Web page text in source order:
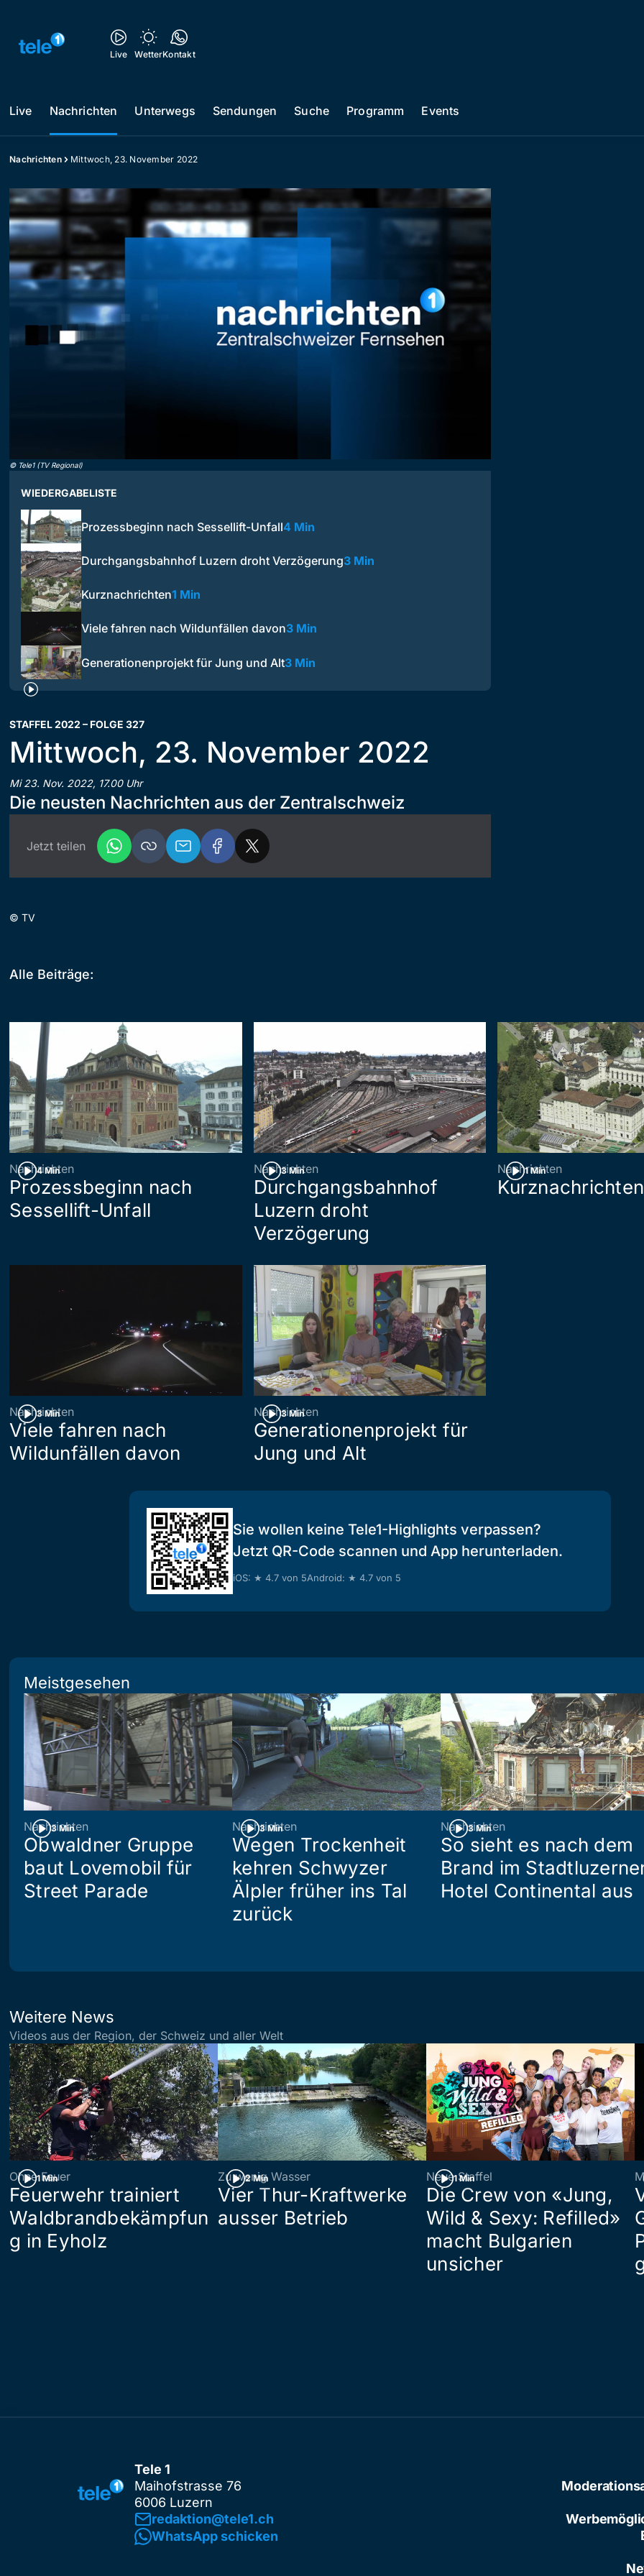
Live WetterKontakt
Live Nachrichten Unterwegs Sendungen Suche Programm Events
Nachrichten Mittwoch, 23. November 2022
© Tele1 (TV Regional)
WIEDERGABELISTE
Prozessbeginn nach Sessellift-Unfall4 Min
Durchgangsbahnhof Luzern droht Verzögerung3 Min
Kurznachrichten1 Min
Viele fahren nach Wildunfällen davon3 Min
Generationenprojekt für Jung und Alt3 Min
STAFFEL 2022 – FOLGE 327
Mittwoch, 23. November 2022
Mi 23. Nov. 2022, 17.00 Uhr
Die neusten Nachrichten aus der Zentralschweiz
Jetzt teilen
© TV
Alle Beiträge:
4 Min
Nachrichten
Prozessbeginn nach
Sessellift-Unfall
3 Min
Nachrichten
Durchgangsbahnhof
Luzern droht
Verzögerung
1 Min
Nachrichten
Kurznachrichten
3 Min
Nachrichten
Viele fahren nach
Wildunfällen davon
3 Min
Nachrichten
Generationenprojekt für
Jung und Alt
Sie wollen keine Tele1-Highlights verpassen?
Jetzt QR-Code scannen und App herunterladen.
iOS: ★ 4.7 von 5Android: ★ 4.7 von 5
Meistgesehen
3 Min
Nachrichten
Obwaldner Gruppe
baut Lovemobil für
Street Parade
3 Min
Nachrichten
Wegen Trockenheit
kehren Schwyzer
Älpler früher ins Tal
zurück
3 Min
Nachrichten
So sieht es nach dem
Brand im
Hotel Continental aus
Weitere News
Videos aus der Region, der Schweiz und aller Welt
1 Min
Ohne Feuer
Feuerwehr trainiert
Waldbrandbekämpfun
g in Eyholz
2 Min
Zu wenig Wasser
Vier Thur-Kraftwerke
ausser Betrieb
1 Min
Neue Staffel
Die Crew von «Jung,
Wild & Sexy: Refilled»
macht Bulgarien
unsicher
Tele 1
Maihofstrasse 76
6006 Luzern
redaktion@tele1.ch
WhatsApp schicken